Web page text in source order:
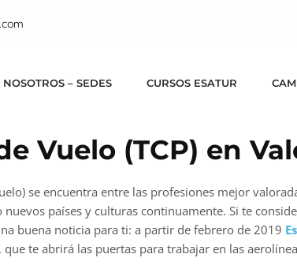
– SEDES CURSOS ESATUR
Vuelo (TCP) en
se encuentra entre las profesiones mejor
países y culturas continuamente. Si te
buena noticia para ti: a partir de febrero de 2019
te abrirá las puertas para trabajar en las